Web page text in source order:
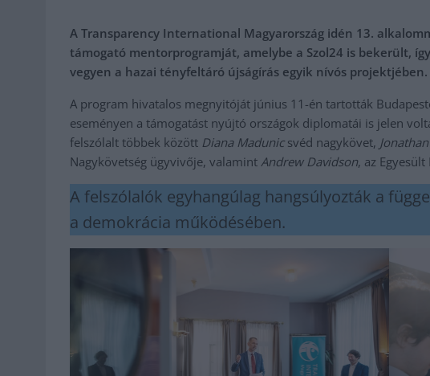
A Transparency International Magyarország idén 13.
támogató mentorprogramját, amelybe a Szol24 is bekerült,
vegyen a hazai tényfeltáró újságírás egyik nívós projektjében.
A program hivatalos megnyitóját június 11-én tartották
eseményen a támogatást nyújtó országok diplomatái is jelen
felszólalt többek között Diana Madunicsvéd nagykövet,
Nagykövetség ügyvivője, valamint Andrew Davidson, az
A felszólalók egyhangúlag hangsúlyozták a
a demokrácia működésében.